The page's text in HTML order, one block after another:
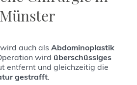
Münster
wird auch als Abdominoplastik
wird überschüssiges
entfernt und gleichzeitig die
gestrafft.